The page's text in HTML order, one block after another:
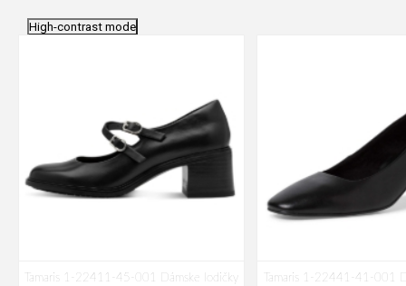
High-contrast mode
Tamaris 1-22411-45-001 Dámske lodičky
Tamaris 1-22441-41-001